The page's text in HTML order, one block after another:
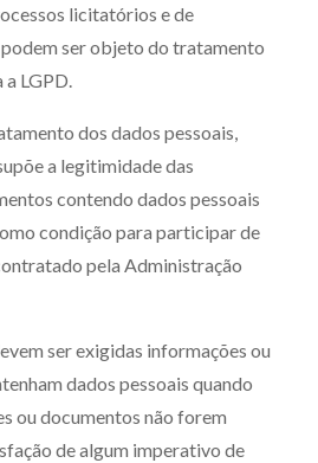
licitatórios e de
ser objeto do tratamento
LGPD.
dos dados pessoais,
a legitimidade das
contendo dados pessoais
condição para participar de
pela Administração
ser exigidas informações ou
dados pessoais quando
ou documentos não forem
de algum imperativo de